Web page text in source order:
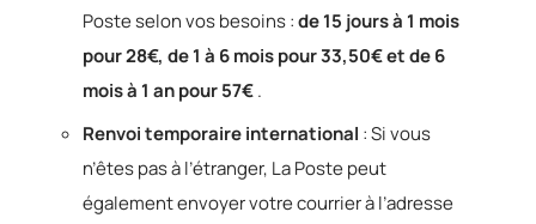
Poste selon vos besoins :de 15 jours à 1 mois
pour 28€, de 1 à 6 mois pour 33,50€ et de 6
mois à 1 an pour 57€.
Renvoi temporaire international : Si vous
n’êtes pas à l’étranger, La Poste peut
également envoyer votre courrier à l’adresse